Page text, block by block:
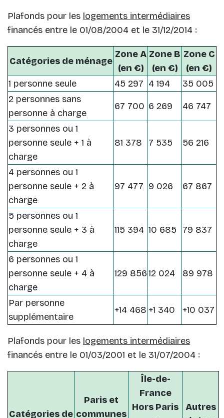
Plafonds pour les logements intermédiaires
financés entre le 01/08/2004 et le 31/12/2014 :
Catégories de ménage
Zone A
(en €)
Zone B
(en €)
Zone C
(en €)
1 personne seule
45 297 4 194
35 005
2 personnes sans
personne à charge
67 700 6 269 46 747
3 personnes ou 1
personne seule + 1 à
charge
81 378 7 535 56 216
4 personnes ou 1
personne seule + 2 à
charge
97 477 9 026 67 867
5 personnes ou 1
personne seule + 3 à
charge
115 394 10 685 79 837
6 personnes ou 1
personne seule + 4 à
charge
129 85612 024 89 978
Par personne
supplémentaire
+14 468 +1 340 +10 037
Plafonds pour les logements intermédiaires
financés entre le 01/03/2001 et le 31/07/2004 :
Catégories de
Paris et
communes
Île-de-
France
Hors Paris
Autres